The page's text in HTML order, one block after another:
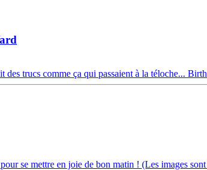
des trucs comme ça qui passaient à la téloche...
se mettre en joie de bon matin ! (Les images